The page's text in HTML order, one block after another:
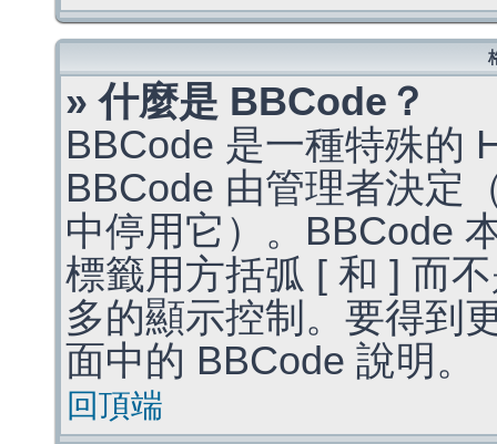
» 什麼是 BBCode？
BBCode 是一種特殊的
BBCode 由管理者決定
中停用它）。BBCode
標籤用方括弧 [ 和 ] 而
多的顯示控制。要得到
面中的 BBCode 說明。
回頂端